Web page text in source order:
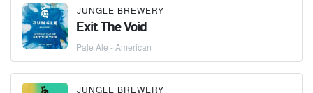
JUNGLE BREWERY
Exit The Void
Pale Ale - American
JUNGLE BREWERY